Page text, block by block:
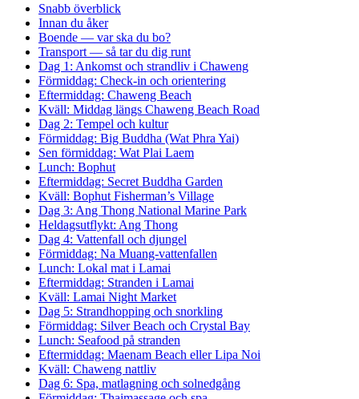
Snabb överblick
Innan du åker
Boende — var ska du bo?
Transport — så tar du dig runt
Dag 1: Ankomst och strandliv i Chaweng
Förmiddag: Check-in och orientering
Eftermiddag: Chaweng Beach
Kväll: Middag längs Chaweng Beach Road
Dag 2: Tempel och kultur
Förmiddag: Big Buddha (Wat Phra Yai)
Sen förmiddag: Wat Plai Laem
Lunch: Bophut
Eftermiddag: Secret Buddha Garden
Kväll: Bophut Fisherman’s Village
Dag 3: Ang Thong National Marine Park
Heldagsutflykt: Ang Thong
Dag 4: Vattenfall och djungel
Förmiddag: Na Muang-vattenfallen
Lunch: Lokal mat i Lamai
Eftermiddag: Stranden i Lamai
Kväll: Lamai Night Market
Dag 5: Strandhopping och snorkling
Förmiddag: Silver Beach och Crystal Bay
Lunch: Seafood på stranden
Eftermiddag: Maenam Beach eller Lipa Noi
Kväll: Chaweng nattliv
Dag 6: Spa, matlagning och solnedgång